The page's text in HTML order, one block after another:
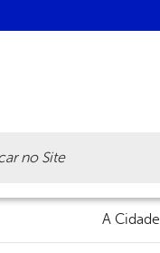
A Cidade